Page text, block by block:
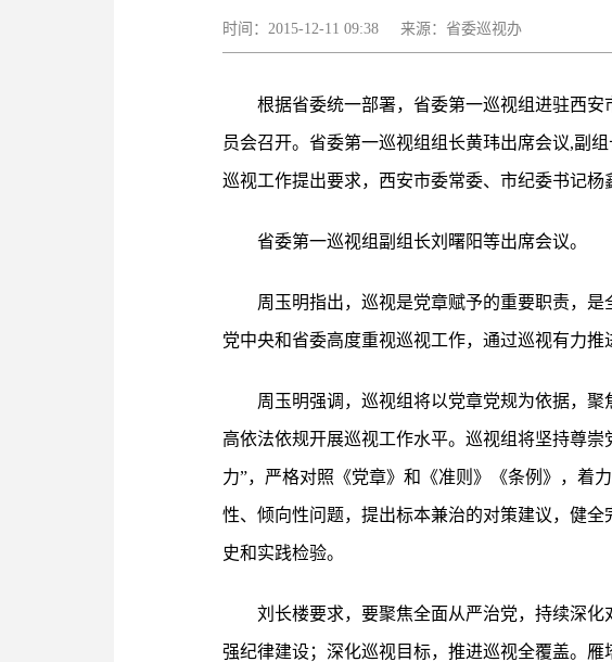
时间：2015-12-11 09:38 来源：省委巡视办
根据省委统一部署，省委第一巡视组进驻西
员会召开。省委第一巡视组组长黄玮出席会议,副
巡视工作提出要求，西安市委常委、市纪委书记
省委第一巡视组副组长刘曙阳等出席会议。
周玉明指出，巡视是党章赋予的重要职责，
党中央和省委高度重视巡视工作，通过巡视有力
周玉明强调，巡视组将以党章党规为依据，
高依法依规开展巡视工作水平。巡视组将坚持尊
力”，严格对照《党章》和《准则》《条例》，着
性、倾向性问题，提出标本兼治的对策建议，健
史和实践检验。
刘长楼要求，要聚焦全面从严治党，持续深
强纪律建设；深化巡视目标，推进巡视全覆盖。